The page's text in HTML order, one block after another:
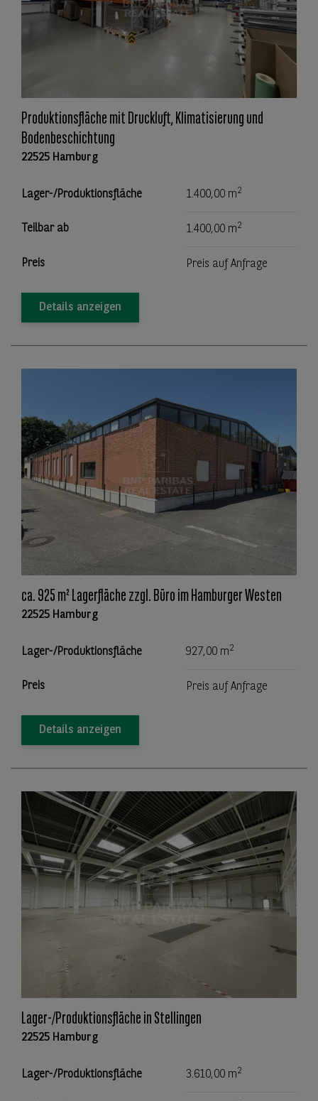
Produktionsfläche mit Druckluft, Klimatisierung und
Bodenbeschichtung
22525 Hamburg
Lager-/Produktionsfläche 1.400,00 m2
Teilbar ab 1.400,00 m2
Preis Preis auf Anfrage
Details anzeigen
ca. 925 m² Lagerfläche zzgl. Büro im Hamburger Westen
22525 Hamburg
Lager-/Produktionsfläche 927,00 m2
Preis Preis auf Anfrage
Details anzeigen
Lager-/Produktionsfläche in Stellingen
22525 Hamburg
Lager-/Produktionsfläche 3.610,00 m2